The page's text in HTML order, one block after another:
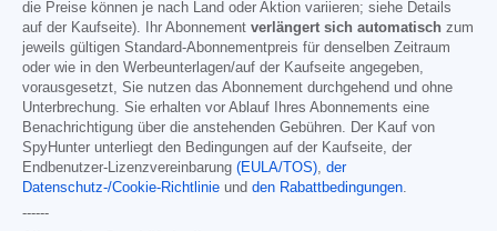
die Preise können je nach Land oder Aktion variieren; siehe Details
auf der Kaufseite). Ihr Abonnement verlängert sich automatisch zum
jeweils gültigen Standard-Abonnementpreis für denselben Zeitraum
oder wie in den Werbeunterlagen/auf der Kaufseite angegeben,
vorausgesetzt, Sie nutzen das Abonnement durchgehend und ohne
Unterbrechung. Sie erhalten vor Ablauf Ihres Abonnements eine
Benachrichtigung über die anstehenden Gebühren. Der Kauf von
SpyHunter unterliegt den Bedingungen auf der Kaufseite, der
Endbenutzer-Lizenzvereinbarung (EULA/TOS), der
Datenschutz-/Cookie-Richtlinie und den Rabattbedingungen.
------